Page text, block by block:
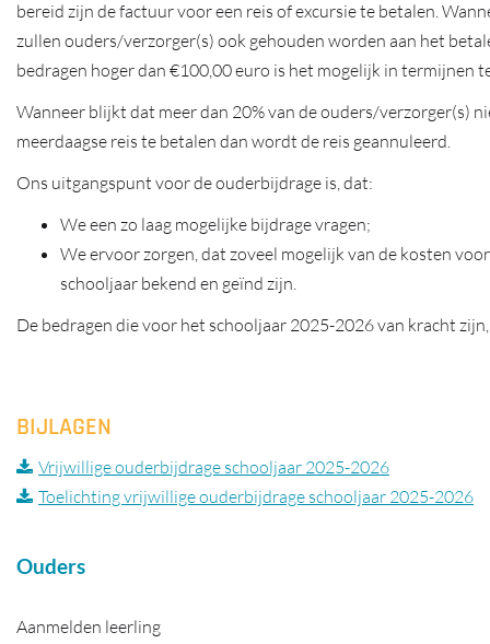
Ouders
Aanmelden leerling
bereid zijn de factuur voor een reis of excursie te betalen.
zullen ouders/verzorger(s) ook gehouden worden aan het
bedragen hoger dan €100,00 euro is het mogelijk in termijnen
Wanneer blijkt dat meer dan 20% van de ouders/verzorger(s)
meerdaagse reis te betalen dan wordt de reis geannuleerd.
Ons uitgangspunt voor de ouderbijdrage is, dat:
We een zo laag mogelijke bijdrage vragen;
We ervoor zorgen, dat zoveel mogelijk van de kosten
schooljaar bekend en geïnd zijn.
De bedragen die voor het schooljaar 2025-2026 van kracht
BIJLAGEN
Vrijwillige ouderbijdrage schooljaar 2025-2026
Toelichting vrijwillige ouderbijdrage schooljaar 2025-2026